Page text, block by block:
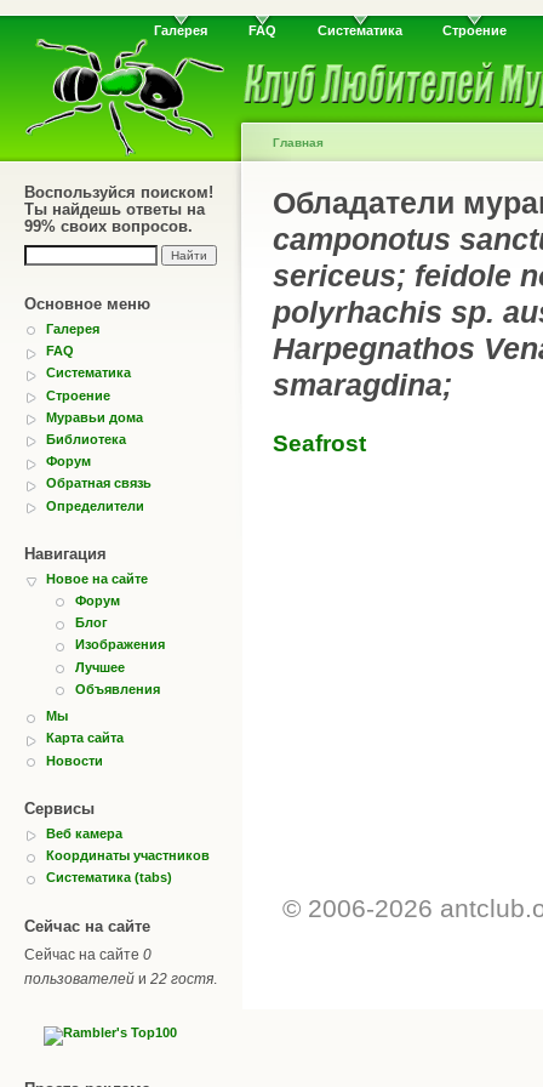
Галерея FAQ Систематика Строение
Воспользуйся поиском!
Ты найдешь ответы на
99% своих вопросов.
Основное меню
Галерея
FAQ
Систематика
Строение
Муравьи дома
Библиотека
Форум
Обратная связь
Определители
Навигация
Новое на сайте
Форум
Блог
Изображения
Лучшее
Объявления
Мы
Карта сайта
Новости
Сервисы
Веб камера
Координаты участников
Систематика (tabs)
Сейчас на сайте
Сейчас на сайте 0
пользователей и 22 гостя
Главная
Обладатели
camponotus
sericeus; feidole
polyrhachis sp.
Harpegnathos
smaragdina;
Seafrost
© 2006-2026